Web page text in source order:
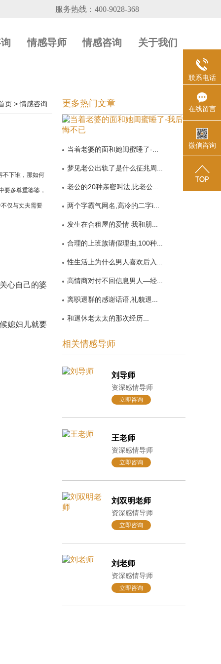
情感导师 情感咨询 关于我们
页 > 情感咨询
不下谁，那如何
要多尊重婆婆，
仅与丈夫需要
心自己的婆
媳妇儿就要
更多热门文章
当着老婆的面和她闺蜜睡了-...
梦见老公出轨了是什么征兆周...
老公的20种亲密叫法,比老公...
两个字霸气网名,高冷的二字i...
发生在合租屋的爱情 我和朋...
合理的上班族请假理由,100种...
性生活上为什么男人喜欢后入...
高情商对付不回信息男人—经...
离职退群的感谢话语,礼貌退...
和退休老太太的那次经历...
相关情感导师
刘导师
资深感情导师
立即咨询
王老师
资深感情导师
立即咨询
刘双明老师
资深感情导师
立即咨询
刘老师
资深感情导师
立即咨询
联系电话
在线留言
微信咨询